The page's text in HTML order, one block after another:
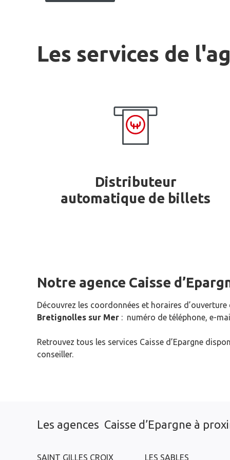
Les services de
Distributeur
automatique de billets
Notre agence Caisse
Découvrez les coordonnées et horaires d’ouverture
Bretignolles sur Mer : numéro de téléphone, e-
Retrouvez tous les services Caisse d’Epargne
conseiller.
Les agences Caisse d’Epargne à
SAINT GILLES CROIX LES SABLES